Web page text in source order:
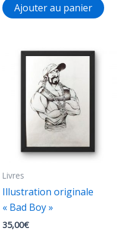
Ajouter au panier
Livres
Illustration originale
« Bad Boy »
35,00€